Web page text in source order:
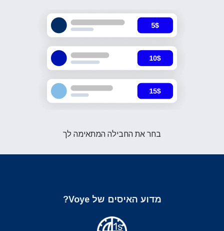
בחר את החבילה המתאימה לך
מדוע האיסים של Voye?